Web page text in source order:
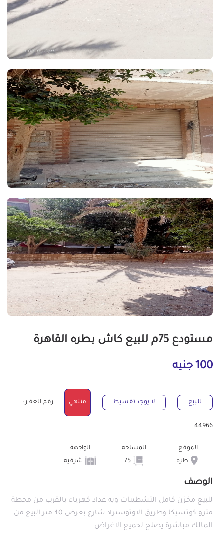
مستودع 75م للبيع كاش بطره القاهرة
100 جنيه
للبيع لا يوجد تقسيط منتهي رقم العقار :
44966
الموقع
طره
المساحة
75
الواجهة
شرقية
الوصف
للبيع مخزن كامل التشطيبات وبه عداد كهرباء بالقرب من محطة
مترو كوتسيكا وطريق الاوتوستراد شارع بعرض 40 متر البيع من
المالك مباشرة يصلح لجميع الاغراض